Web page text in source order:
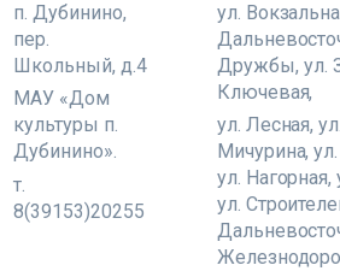
п. Дубинино,
пер.
Школьный, д.4
МАУ «Дом
культуры п.
Дубинино».
т.
8(39153)20255
ул.
Дружбы,ул.
Ключевая,
ул. Лесная,
Мичурина,
ул. Нагорная,
ул.